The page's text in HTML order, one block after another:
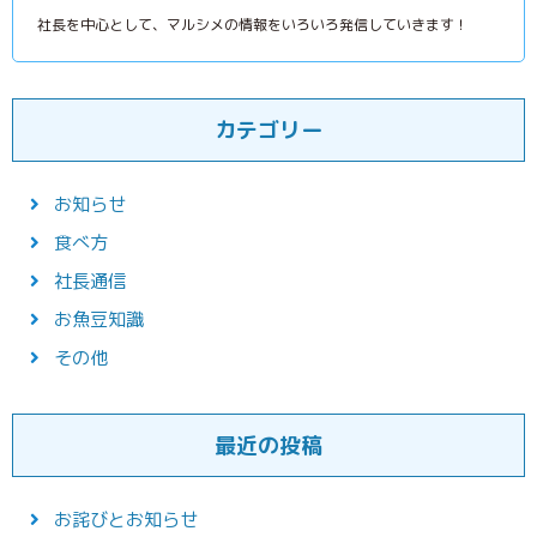
社長を中心として、マルシメの情報をいろいろ発信していきます！
カテゴリー
お知らせ
食べ方
社長通信
お魚豆知識
その他
最近の投稿
お詫びとお知らせ